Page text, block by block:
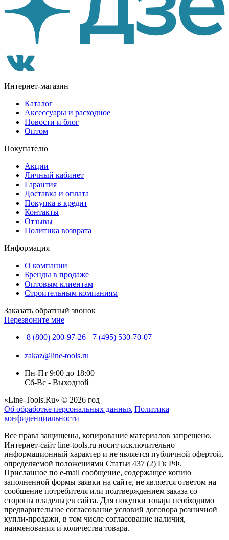
Интернет-магазин
Каталог
Аксессуары и расходное
Новости и блог
Оптом
Покупателю
Акции
Личный кабинет
Гарантия
Доставка и оплата
Покупка в кредит
Контакты
Отзывы
Политика возврата
Информация
О компании
Бренды в продаже
Оптовым клиентам
Строительным компаниям
Заказать обратный звонок
Перезвоните мне
8 (800) 200-97-26 +7 (495) 530-70-07
zakaz@line-tools.ru
Пн-Пт 9:00 до 18:00
Сб-Вс - Выходной
«Line-Tools.Ru» © 2026 год
Об обработке персональных данных Политика
конфиденциальности
Все права защищены, копирование материалов запрещено.
Интернет-сайт line-tools.ru носит исключительно
информационный характер и не является публичной офертой,
определяемой положениями Статьи 437 (2) Гк РФ.
Присланное по e-mail сообщение, содержащее копию
заполненной формы заявки на сайте, не является ответом на
сообщение потребителя или подтверждением заказа со
стороны владельцев сайта. Для покупки товара необходимо
предварительное согласование условий договора розничной
купли-продажи, в том числе согласование наличия,
наименования и количества товара.